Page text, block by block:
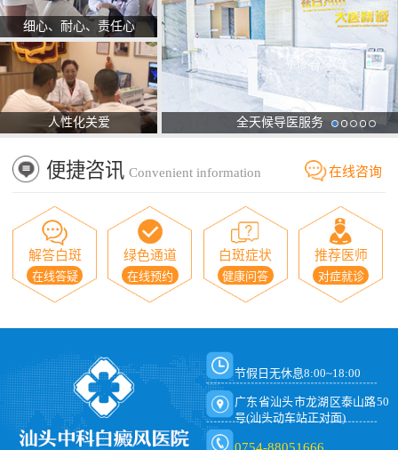
细心、耐心、责任心
人性化关爱 全天候导医服务
便捷咨讯 Convenient information 在线咨询
解答白斑
在线答疑
绿色通道
在线预约
白斑症状
健康问答
推荐医师
对症就诊
节假日无休息8:00~18:00
广东省汕头市龙湖区泰山路50
号(汕头动车站正对面)
0754-88051666